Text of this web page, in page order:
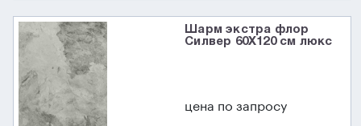
Шарм экстра флор
Силвер 60X120 см люкс
цена по запросу